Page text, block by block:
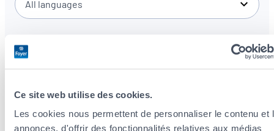
Ce site web utilise des cookies.
Les cookies nous permettent de personnaliser le contenu et
annonces, d'offrir des fonctionnalités relatives aux médias
All languages